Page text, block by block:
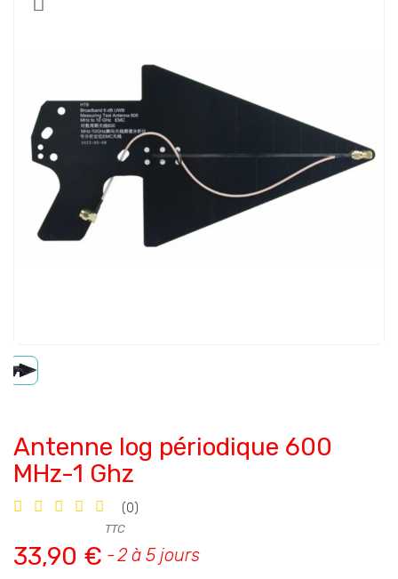
Antenne log périodique 600
MHz-1 Ghz
(0)
33,90 €
TTC
2 à 5 jours